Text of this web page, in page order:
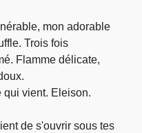
mon adorable
Trois fois
Flamme délicate,
qui vient. Eleison.
de s'ouvrir sous tes